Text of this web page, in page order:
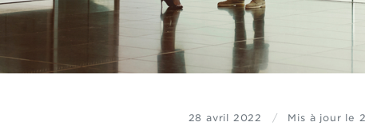
28 avril 2022 / Mis à jour le